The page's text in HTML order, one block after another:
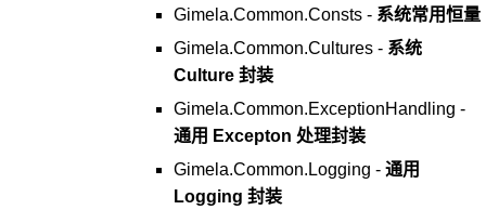
Gimela.Common.Consts - 系统常用恒量
Gimela.Common.Cultures - 系统
Culture 封装
Gimela.Common.ExceptionHandling -
通用 Excepton 处理封装
Gimela.Common.Logging - 通用
Logging 封装